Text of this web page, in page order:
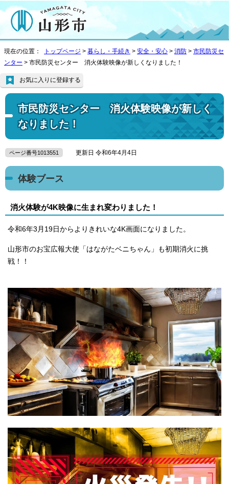
現在の位置： トップページ > 暮らし・手続き > 安全・安心 > 消防 > 市民防災セ
ンター > 市民防災センター 消火体験映像が新しくなりました！
市民防災センター 消火体験映像が新しく
なりました！
お気に入りに登録する
ページ番号1013551 更新日 令和6年4月4日
体験ブース
消火体験が4K映像に生まれ変わりました！
令和6年3月19日からよりきれいな4K画面になりました。
山形市のお宝広報大使「はながたベニちゃん」も初期消火に挑
戦！！